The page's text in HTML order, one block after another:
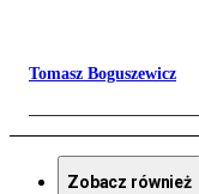
Tomasz Boguszewicz
Zobacz również